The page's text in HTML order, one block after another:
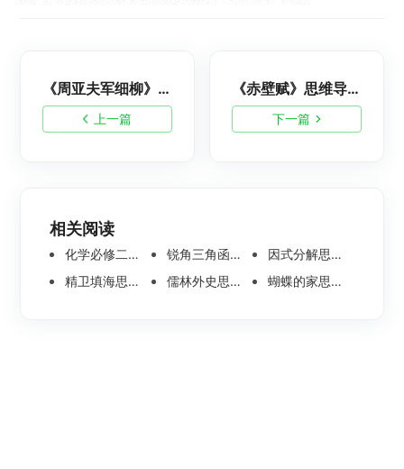
上一篇
《周亚夫军细柳》思维导图-语文思维导图分享
下一篇
《赤壁赋》思维导图赏析-语文思维导图整理
相关阅读
化学必修二思维导图合集，高中高清化学思维导图整理 锐角三角函数思维导图 | 数学思维导图分享
因式分解思维导图高清版-数学思维导图模板分享
精卫填海思维导图怎么画？高清版精卫填海思维导图模板分享
儒林外史思维导图大全|高清版免费思维导图模板 蝴蝶的家思维导图怎么画？高清版蝴蝶的家思维导图分享